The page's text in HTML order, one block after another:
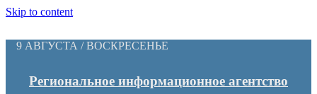
Skip to content
9 АВГУСТА / ВОСКРЕСЕНЬЕ
Региональное информационное агентство